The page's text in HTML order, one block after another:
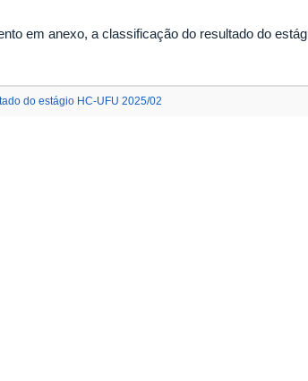
em anexo, a classificação do resultado do
do estágio HC-UFU 2025/02